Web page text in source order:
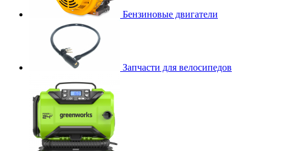
Бензиновые двигатели
Запчасти для велосипедов